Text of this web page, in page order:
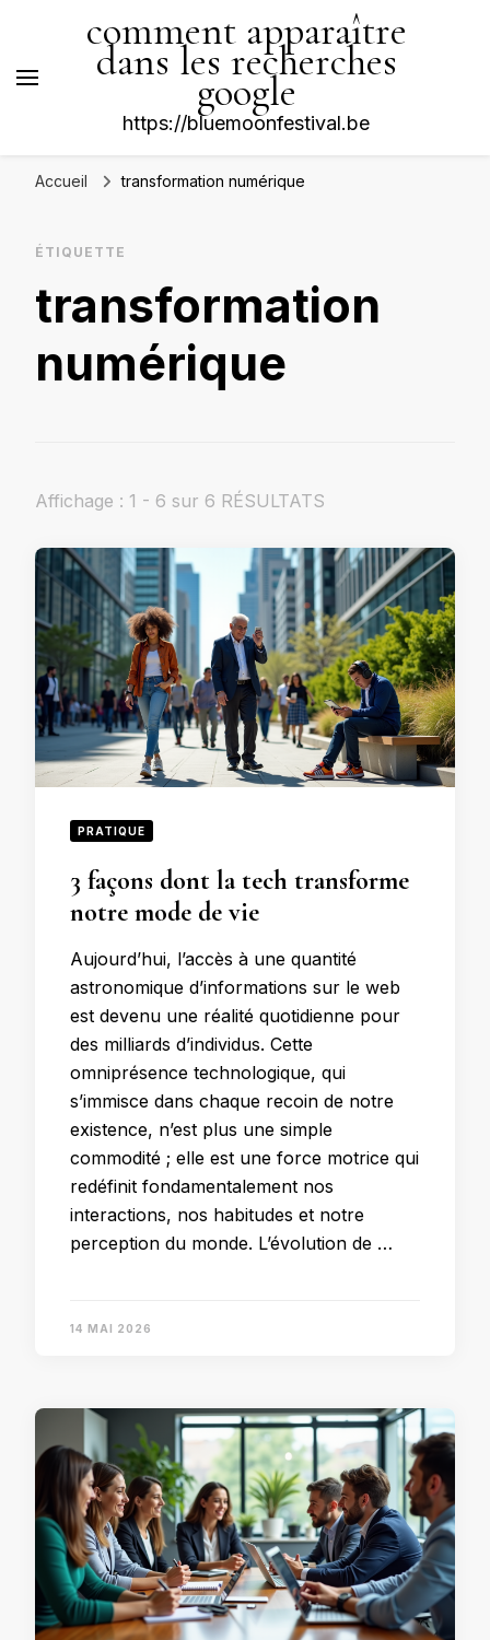
comment apparaître
dans les recherches
google
https://bluemoonfestival.be
Accueil transformation numérique
ÉTIQUETTE
transformation
numérique
Affichage : 1 - 6 sur 6 RÉSULTATS
PRATIQUE
3 façons dont la tech transforme
notre mode de vie
Aujourd’hui, l’accès à une quantité
astronomique d’informations sur le web
est devenu une réalité quotidienne pour
des milliards d’individus. Cette
omniprésence technologique, qui
s’immisce dans chaque recoin de notre
existence, n’est plus une simple
commodité ; elle est une force motrice qui
redéfinit fondamentalement nos
interactions, nos habitudes et notre
perception du monde. L’évolution de …
14 MAI 2026